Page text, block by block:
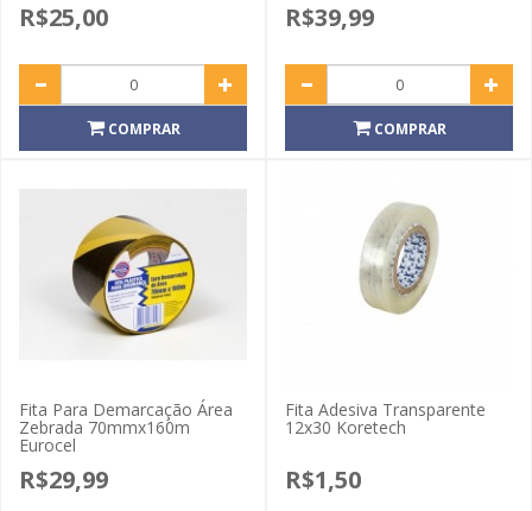
R$25,00
COMPRAR
R$39,99
COMPRAR
Fita Para Demarcação Área
Zebrada 70mmx160m
Eurocel
R$29,99
Fita Adesiva Transparente
12x30 Koretech
R$1,50